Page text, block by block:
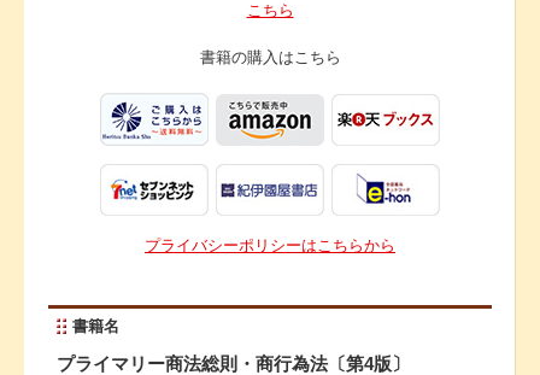
こちら
書籍の購入はこちら
プライバシーポリシーはこちらから
書籍名
プライマリー商法総則・商行為法〔第4版〕